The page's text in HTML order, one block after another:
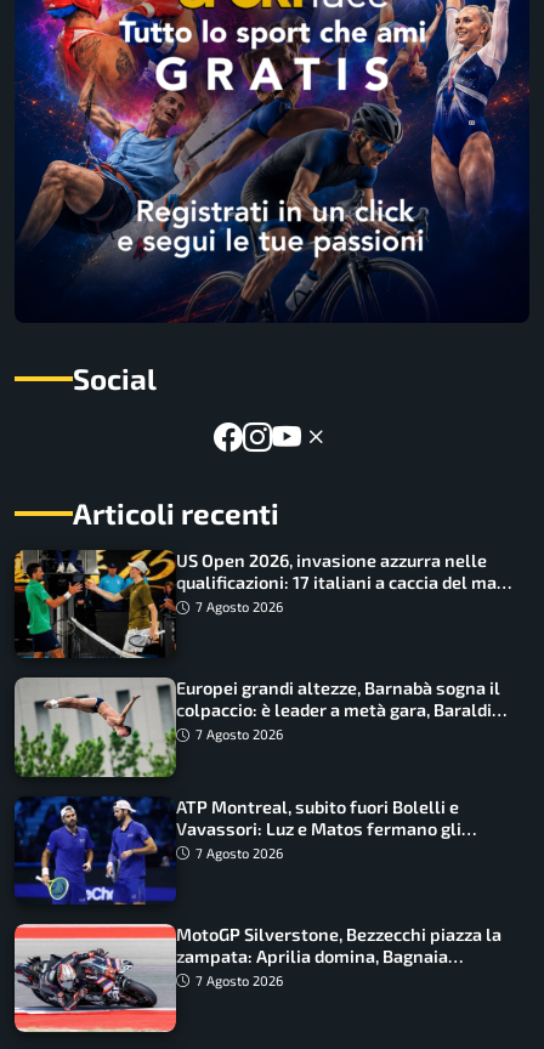
Social
Articoli recenti
US Open 2026, invasione azzurra nelle
qualificazioni: 17 italiani a caccia del main
draw7 Agosto 2026
Europei grandi altezze, Barnabà sogna il
colpaccio: è leader a metà gara, Baraldi
ancora in corsa
7 Agosto 2026
ATP Montreal, subito fuori Bolelli e
Vavassori: Luz e Matos fermano gli
azzurri
7 Agosto 2026
MotoGP Silverstone, Bezzecchi piazza la
zampata: Aprilia domina, Bagnaia
costretto al Q1
7 Agosto 2026